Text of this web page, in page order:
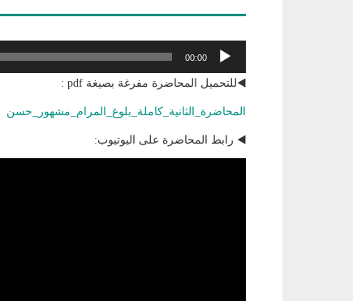
مشغل
الصوت
00:00
◀️للتحميل المحاضرة مفرغة بصيغة pdf :
المحاضرة_الثانية_كاملة_بلوغ_المرام_مشهور_حسن
◀️ رابط المحاضرة على اليوتيوب: